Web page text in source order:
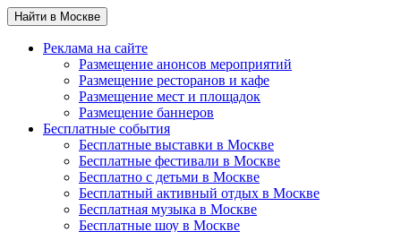
Найти в Москве
Реклама на сайте
Размещение анонсов мероприятий
Размещение ресторанов и кафе
Размещение мест и площадок
Размещение баннеров
Бесплатные события
Бесплатные выставки в Москве
Бесплатные фестивали в Москве
Бесплатно с детьми в Москве
Бесплатный активный отдых в Москве
Бесплатная музыка в Москве
Бесплатные шоу в Москве